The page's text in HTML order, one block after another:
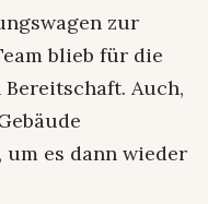
zur
blieb für die
Auch,
es dann wieder